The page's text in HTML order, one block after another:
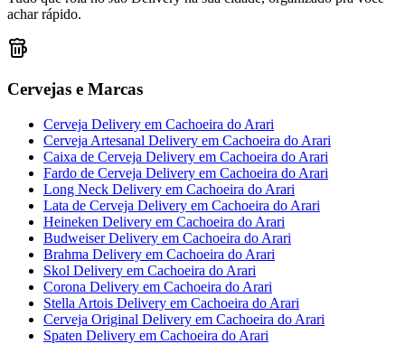
achar rápido.
Cervejas e Marcas
Cerveja Delivery em Cachoeira do Arari
Cerveja Artesanal Delivery em Cachoeira do Arari
Caixa de Cerveja Delivery em Cachoeira do Arari
Fardo de Cerveja Delivery em Cachoeira do Arari
Long Neck Delivery em Cachoeira do Arari
Lata de Cerveja Delivery em Cachoeira do Arari
Heineken Delivery em Cachoeira do Arari
Budweiser Delivery em Cachoeira do Arari
Brahma Delivery em Cachoeira do Arari
Skol Delivery em Cachoeira do Arari
Corona Delivery em Cachoeira do Arari
Stella Artois Delivery em Cachoeira do Arari
Cerveja Original Delivery em Cachoeira do Arari
Spaten Delivery em Cachoeira do Arari